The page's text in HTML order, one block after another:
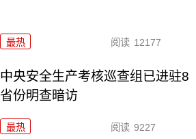
最热 阅读 12177
中央安全生产考核巡查组已进驻8
省份明查暗访
最热 阅读 9227